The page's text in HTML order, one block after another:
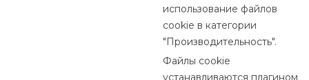
использование файлов
cookie в категории
"Производительность".
Файлы cookie
устанавливаются плагином